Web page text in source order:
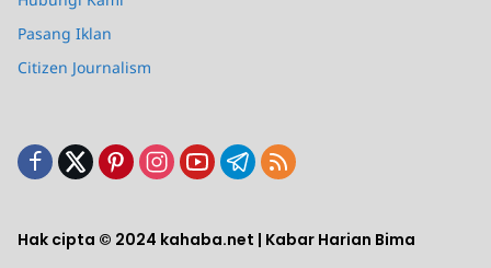
Pasang Iklan
Citizen Journalism
Hak cipta © 2024 kahaba.net | Kabar Harian Bima